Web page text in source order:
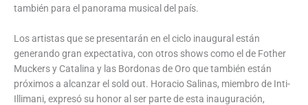
también para el panorama musical del país.
Los artistas que se presentarán en el ciclo inaugural están
generando gran expectativa, con otros shows como el de Fother
Muckers y Catalina y las Bordonas de Oro que también están
próximos a alcanzar el sold out. Horacio Salinas, miembro de Inti-
Illimani, expresó su honor al ser parte de esta inauguración,